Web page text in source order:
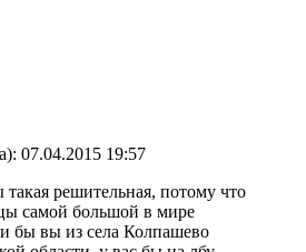
07.04.2015 19:57
такая решительная, потому что
самой большой в мире
бы вы из села Колпашево